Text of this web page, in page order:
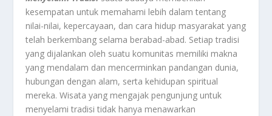
kesempatan untuk memahami lebih dalam tentang
nilai-nilai, kepercayaan, dan cara hidup masyarakat yang
telah berkembang selama berabad-abad. Setiap tradisi
yang dijalankan oleh suatu komunitas memiliki makna
yang mendalam dan mencerminkan pandangan dunia,
hubungan dengan alam, serta kehidupan spiritual
mereka. Wisata yang mengajak pengunjung untuk
menyelami tradisi tidak hanya menawarkan